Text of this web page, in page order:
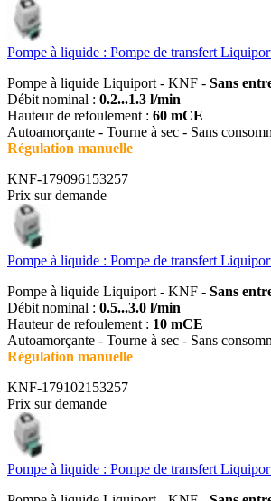
Pompe à liquide : Pompe de transfert
Pompe à liquide Liquiport - KNF - Sans
Débit nominal : 0.2...1.3 l/min
Hauteur de refoulement : 60 mCE
Autoamorçante - Tourne à sec - Sans
Régulation manuelle
KNF-179096153257
Prix sur demande
Pompe à liquide : Pompe de transfert
Pompe à liquide Liquiport - KNF - Sans
Débit nominal : 0.5...3.0 l/min
Hauteur de refoulement : 10 mCE
Autoamorçante - Tourne à sec - Sans
Régulation manuelle
KNF-179102153257
Prix sur demande
Pompe à liquide : Pompe de transfert